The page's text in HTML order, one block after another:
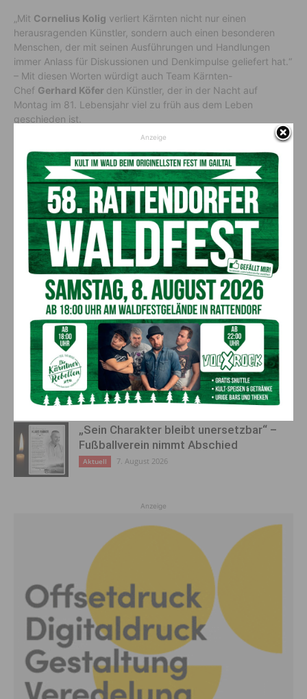
„Mit Cornelius Kolig verliert Kärnten nicht nur einen
herausragenden Künstler, sondern auch einen besonderen
Menschen, der mit seinen Ausführungen und Handlungen
immer Anlass für Diskussionen und Denkimpulse geliefert hat.“
– Mit diesen Worten würdigt auch Team Kärnten-
Chef Gerhard Köfer den Künstler, der in der Nacht auf
Montag im 81. Lebensjahr viel zu früh aus dem Leben
geschieden ist.
Vorheriger Artikel
Seilbahnen wollen regionale
Energieversorger werden
Nächster Artikel
Football`s back in (K-)Town!
AKTUELLES
Ehrung für 50 Jahre Chorleitung:
Kärntner Lorbeer in Gold für Herwig
Schwarz
Aktuell 8. August 2026
„Paolo Santonino“ wird heute gespielt –
abgesagte Premiere von gestern Abend
wird morgen nachgeholt
Aktuell 8. August 2026
„Sein Charakter bleibt unersetzbar“ –
Fußballverein nimmt Abschied
Aktuell 7. August 2026
Anzeige
Anzeige